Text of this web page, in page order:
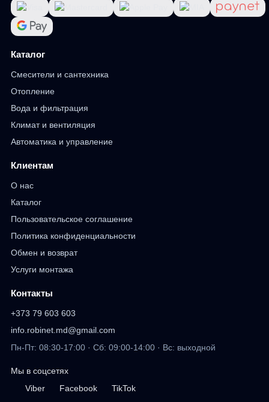
Каталог
Смесители и сантехника
Отопление
Вода и фильтрация
Климат и вентиляция
Автоматика и управление
Клиентам
О нас
Каталог
Пользовательское соглашение
Политика конфиденциальности
Обмен и возврат
Услуги монтажа
Контакты
+373 79 603 603
info.robinet.md@gmail.com
Пн-Пт: 08:30-17:00 · Сб: 09:00-14:00 · Вс: выходной
Мы в соцсетях
Viber
Facebook TikTok